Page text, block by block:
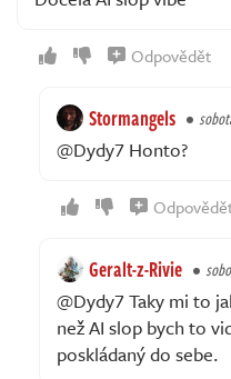
Odpovědět
Stormangels
@Dydy7 Honto?
Geralt-z-Rivie
@Dydy7 Taky mi to
než AI slop bych to
poskládaný do sebe.